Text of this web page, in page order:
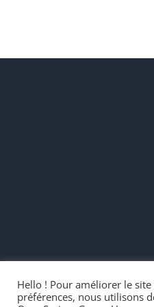
#OpenSeriousGame 2020 -
Hello ! Pour améliorer le
préférences, nous utilisons